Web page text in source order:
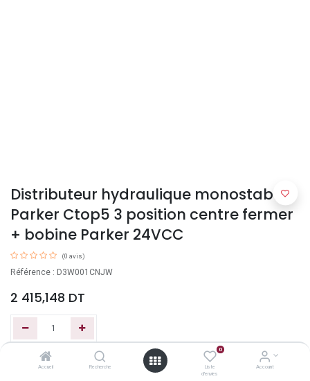
Accueil Recherche
0
Liste
d'envies
Account
Distributeur hydraulique monostable
Parker Ctop5 3 position centre fermer
+ bobine Parker 24VCC
(0 avis)
Référence : D3W001CNJW
2 415,148 DT
Ajouter au panier